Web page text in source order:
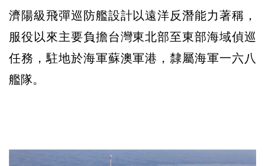
濟陽級飛彈巡防艦設計以遠洋反潛能力著稱，
服役以來主要負擔台灣東北部至東部海域偵巡
任務，駐地於海軍蘇澳軍港，隸屬海軍一六八
艦隊。